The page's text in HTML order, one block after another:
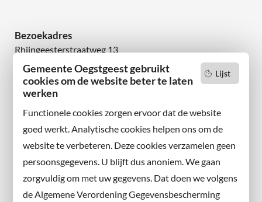
Lijst
Gemeente Oegstgeest gebruikt
cookies om de website beter te laten
werken
Functionele cookies zorgen ervoor dat de website
goed werkt. Analytische cookies helpen ons om de
website te verbeteren. Deze cookies verzamelen geen
persoonsgegevens. U blijft dus anoniem. We gaan
zorgvuldig om met uw gegevens. Dat doen we volgens
de Algemene Verordening Gegevensbescherming
Bezoekadres
Rhijngeesterstraatweg 13
2342 AN Oegstgeest
Wilt u niets missen?
en volg ons ook op sociale media.
Facebook
X
Instagram